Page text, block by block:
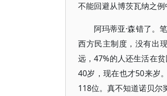
不能回避从博茨瓦纳之
阿玛蒂亚·森错了。
西方民主制度，没有出
远，47%的人还生活在
40岁，现在也才50来岁
118位。真不知道诺贝尔